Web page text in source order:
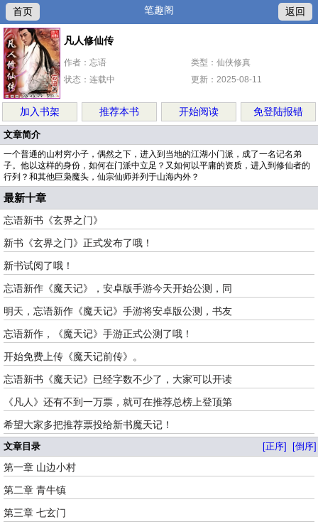
首页 笔趣阁 返回
凡人修仙传
作者：忘语
类型：仙侠修真
状态：连载中
更新：2025-08-11
加入书架 推荐本书 开始阅读 免登陆报错
文章简介
一个普通的山村穷小子，偶然之下，进入到当地的江湖小门派，成了一名记名弟
子。他以这样的身份，如何在门派中立足？又如何以平庸的资质，进入到修仙者的
行列？和其他巨枭魔头，仙宗仙师并列于山海内外？
最新十章
忘语新书《玄界之门》
新书《玄界之门》正式发布了哦！
新书试阅了哦！
忘语新作《魔天记》，安卓版手游今天开始公测，同
明天，忘语新作《魔天记》手游将安卓版公测，书友
忘语新作，《魔天记》手游正式公测了哦！
开始免费上传《魔天记前传》。
忘语新书《魔天记》已经字数不少了，大家可以开读
《凡人》还有不到一万票，就可在推荐总榜上登顶第
希望大家多把推荐票投给新书魔天记！
文章目录 [正序] [倒序]
第一章 山边小村
第二章 青牛镇
第三章 七玄门